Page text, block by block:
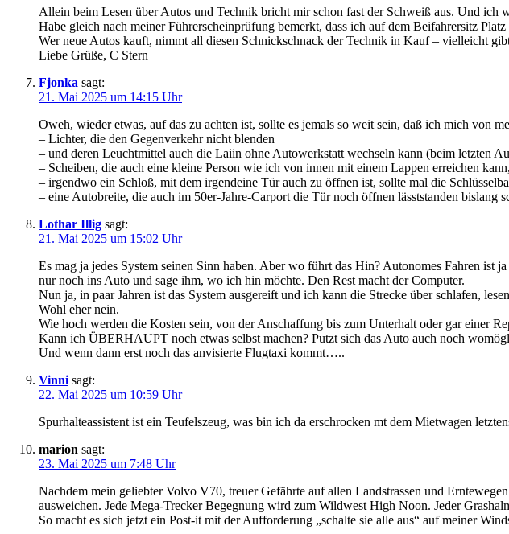
Allein beim Lesen über Autos und Technik bricht mir schon fast der Schweiß aus. Und
Habe gleich nach meiner Führerscheinprüfung bemerkt, dass ich auf dem Beifahrersitz
Wer neue Autos kauft, nimmt all diesen Schnickschnack der Technik in Kauf – vielleicht
Liebe Grüße, C Stern
Fjonka sagt:
21. Mai 2025 um 14:15 Uhr
Oweh, wieder etwas, auf das zu achten ist, sollte es jemals so weit sein, daß ich mich von
– Lichter, die den Gegenverkehr nicht blenden
– und deren Leuchtmittel auch die Laiin ohne Autowerkstatt wechseln kann (beim letzten
– Scheiben, die auch eine kleine Person wie ich von innen mit einem Lappen erreichen
– irgendwo ein Schloß, mit dem irgendeine Tür auch zu öffnen ist, sollte mal die
– eine Autobreite, die auch im 50er-Jahre-Carport die Tür noch öffnen läsststanden
Lothar Illig sagt:
21. Mai 2025 um 15:02 Uhr
Es mag ja jedes System seinen Sinn haben. Aber wo führt das Hin? Autonomes Fahren
nur noch ins Auto und sage ihm, wo ich hin möchte. Den Rest macht der Computer.
Nun ja, in paar Jahren ist das System ausgereift und ich kann die Strecke über schlafen,
Wohl eher nein.
Wie hoch werden die Kosten sein, von der Anschaffung bis zum Unterhalt oder gar einer
Kann ich ÜBERHAUPT noch etwas selbst machen? Putzt sich das Auto auch noch
Und wenn dann erst noch das anvisierte Flugtaxi kommt…..
Vinni sagt:
22. Mai 2025 um 10:59 Uhr
Spurhalteassistent ist ein Teufelszeug, was bin ich da erschrocken mt dem Mietwagen
marion sagt:
23. Mai 2025 um 7:48 Uhr
Nachdem mein geliebter Volvo V70, treuer Gefährte auf allen Landstrassen und
ausweichen. Jede Mega-Trecker Begegnung wird zum Wildwest High Noon. Jeder
So macht es sich jetzt ein Post-it mit der Aufforderung „schalte sie alle aus“ auf meiner